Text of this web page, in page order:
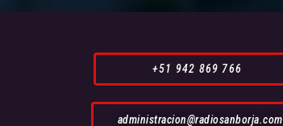
+51 942 869 766
administracion@radiosanborja.com